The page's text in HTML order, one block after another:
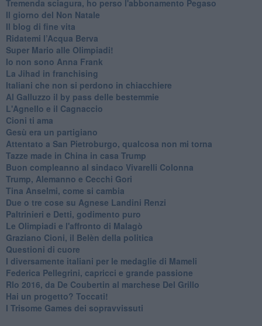
Tremenda sciagura, ho perso l'abbonamento Pegaso
Il giorno del Non Natale
Il blog di fine vita
​Ridatemi l’Acqua Berva
Super Mario alle Olimpiadi!
Io non sono Anna Frank
​La Jihad in franchising
Italiani che non si perdono in chiacchiere
Al Galluzzo il by pass delle bestemmie
L'Agnello e il Cagnaccio
Cioni ti ama
​Gesù era un partigiano
Attentato a San Pietroburgo, qualcosa non mi torna
Tazze made in China in casa Trump
Buon compleanno al sindaco Vivarelli Colonna
Trump, Alemanno e Cecchi Gori
Tina Anselmi, come si cambia
Due o tre cose su Agnese Landini Renzi
Paltrinieri e Detti, godimento puro
Le Olimpiadi e l'affronto di Malagò
Graziano Cioni, il Belèn della politica
Questioni di cuore
I diversamente italiani per le medaglie di Mameli
Federica Pellegrini, capricci e grande passione
RIo 2016, da De Coubertin al marchese Del Grillo
​Hai un progetto? Toccati!
​I Trisome Games dei sopravvissuti